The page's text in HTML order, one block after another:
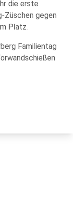
die erste
Züschen gegen
Platz.
Familientag